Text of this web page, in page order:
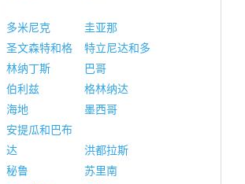
多米尼克 圭亚那
圣文森特和格
林纳丁斯
特立尼达和多
巴哥
伯利兹
格林纳达
海地 墨西哥
安提瓜和巴布
达
洪都拉斯
秘鲁
苏里南